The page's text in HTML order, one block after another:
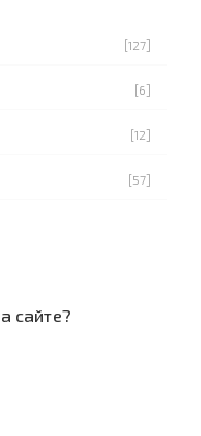
[127]
[6]
[12]
[57]
сайте?